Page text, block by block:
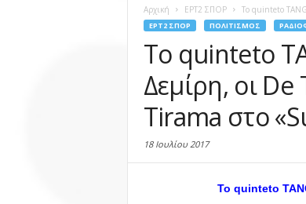
Αρχική EΡΤ2 ΣΠΟΡ Το quinteto
EΡΤ2 ΣΠΟΡ ΠΟΛΙΤΙΣΜΌΣ
Το quinteto
Δεμίρη, οι
Tirama στο
18 Ιουλίου 2017
Το quinteto